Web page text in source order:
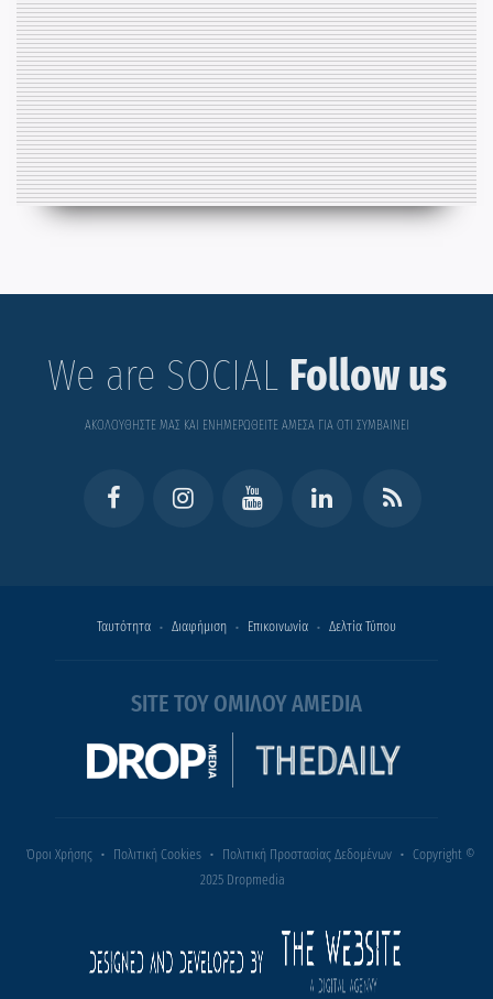
We are SOCIAL Follow us
ΑΚΟΛΟΥΘΗΣΤΕ ΜΑΣ ΚΑΙ ΕΝΗΜΕΡΩΘΕΙΤΕ ΑΜΕΣΑ ΓΙΑ ΟΤΙ ΣΥΜΒΑΙΝΕΙ
Ταυτότητα Διαφήμιση Επικοινωνία Δελτία Τύπου
SITE ΤΟΥ ΟΜΙΛΟΥ AMEDIA
Όροι Χρήσης Πολιτική Cookies Πολιτική Προστασίας Δεδομένων
Copyright ©
2025 Dropmedia